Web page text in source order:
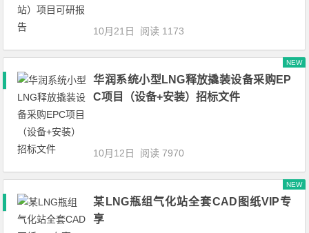
10月21日 阅读 1173
华润系统小型LNG释放撬装设备采购EP
C项目（设备+安装）招标文件
NEW
10月12日 阅读 7970
某LNG瓶组气化站全套CAD图纸VIP专
享
NEW